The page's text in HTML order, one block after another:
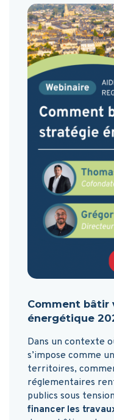
Comment
énergétique
Dans un contexte
s’impose comme
territoires,
réglementaires
publics sous
financer les